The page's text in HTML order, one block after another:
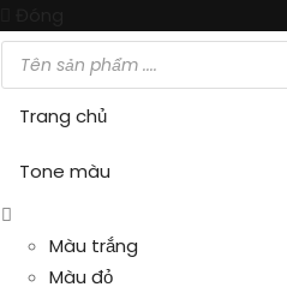
Tìm
kiếm
sản
Trang chủ
Tone màu
Màu trắng
Màu đỏ